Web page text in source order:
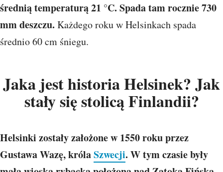
średnią temperaturą 21 °C. Spada tam rocznie 730
mm deszczu. Każdego roku w Helsinkach spada
średnio 60 cm śniegu.
Jaka jest historia Helsinek? Jak
stały się stolicą Finlandii?
Helsinki zostały założone w 1550 roku przez
Gustawa Wazę, królaSzwecji. W tym czasie były